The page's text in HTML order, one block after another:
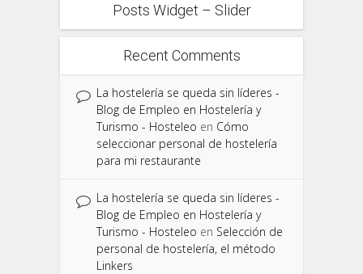
Posts Widget – Slider
Recent Comments
La hostelería se queda sin líderes -
Blog de Empleo en Hostelería y
Turismo - Hosteleo en Cómo
seleccionar personal de hostelería
para mi restaurante
La hostelería se queda sin líderes -
Blog de Empleo en Hostelería y
Turismo - Hosteleo en Selección de
personal de hostelería, el método
Linkers